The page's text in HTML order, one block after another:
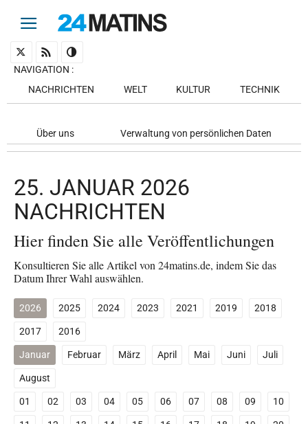
NAVIGATION :
NACHRICHTEN
WELT KULTUR TECHNIK
Über uns Verwaltung von persönlichen Daten
25. JANUAR 2026
NACHRICHTEN
Hier finden Sie alle Veröffentlichungen
Konsultieren Sie alle Artikel von 24matins.de, indem Sie das
Datum Ihrer Wahl auswählen.
2026 2025 2024 2023 2021 2019
2018
2017
2016
Januar
Februar März April Mai Juni
Juli
August
01
02 03 04 05 06 07 08 09
10